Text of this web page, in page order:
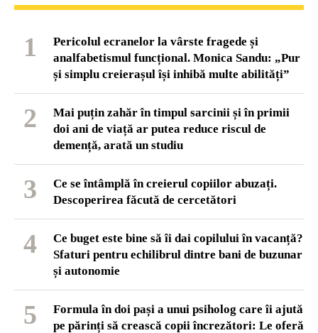
1
Pericolul ecranelor la vârste fragede și
analfabetismul funcțional. Monica Sandu: „Pur
și simplu creierașul își inhibă multe abilități”
2
Mai puțin zahăr în timpul sarcinii și în primii
doi ani de viață ar putea reduce riscul de
demență, arată un studiu
3
Ce se întâmplă în creierul copiilor abuzați.
Descoperirea făcută de cercetători
4
Ce buget este bine să îi dai copilului în vacanță?
Sfaturi pentru echilibrul dintre bani de buzunar
și autonomie
5
Formula în doi pași a unui psiholog care îi ajută
pe părinți să crească copii încrezători: Le oferă